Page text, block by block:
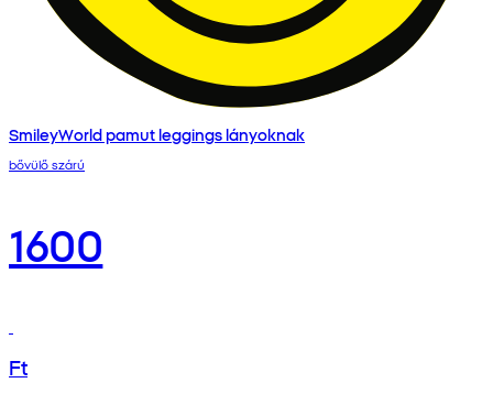
SmileyWorld pamut leggings lányoknak
bővülő szárú
1600
Ft